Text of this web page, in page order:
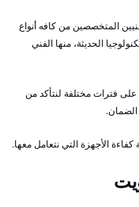
المتخصصين من كافه أنواع
الحديثة، منها الفني
فترات مختلفة لنتأكد من
الأجهزة التي نتعامل معها.